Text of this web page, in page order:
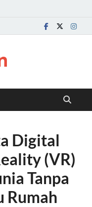
Digital
(VR)
Tanpa
Rumah